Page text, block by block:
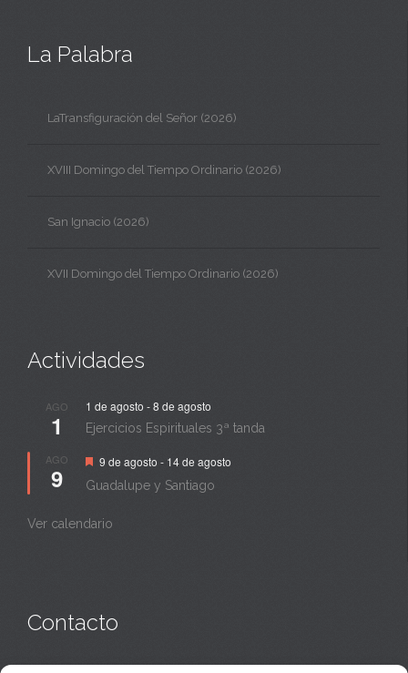
La Palabra
LaTransfiguración del Señor (2026)
XVIII Domingo del Tiempo Ordinario (2026)
San Ignacio (2026)
XVII Domingo del Tiempo Ordinario (2026)
Actividades
AGO
1
1 de agosto -8 de agosto
Ejercicios Espirituales 3ª tanda
AGO
9
Destacado
9 de agosto - 14 de agosto
Guadalupe y Santiago
Ver calendario
Contacto
Monasterio:949 835 032